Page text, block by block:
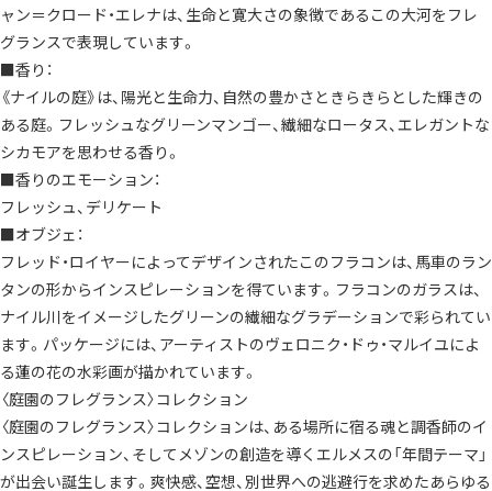
フ
ト
に
お
勧
め
お
祝
い
お
礼
記
念
日
誕
生
日
シ
ー
ズ
ナ
ル
イ
ベ
ン
ト
最
適
香
水
フ
ャン＝クロード・エレナは、生命と寛大さの象徴であるこの大河をフレ
グランスで表現しています。
■香り：
《ナイルの庭》は、陽光と生命力、自然の豊かさときらきらとした輝きの
ある庭。フレッシュなグリーンマンゴー、繊細なロータス、エレガントな
シカモアを思わせる香り。
■香りのエモーション：
フレッシュ、デリケート
■オブジェ：
フレッド・ロイヤーによってデザインされたこのフラコンは、馬車のラン
タンの形からインスピレーションを得ています。フラコンのガラスは、
ナイル川をイメージしたグリーンの繊細なグラデーションで彩られてい
ます。パッケージには、アーティストのヴェロニク・ドゥ・マルイユによ
る蓮の花の水彩画が描かれています。
〈庭園のフレグランス〉コレクション
〈庭園のフレグランス〉コレクションは、ある場所に宿る魂と調香師のイ
ンスピレーション、そしてメゾンの創造を導くエルメスの「年間テーマ」
が出会い誕生します。爽快感、空想、別世界への逃避行を求めたあらゆる